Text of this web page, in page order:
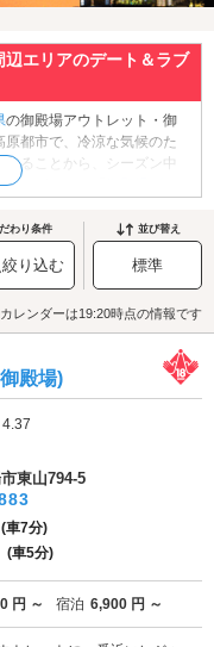
エリアのデート＆ラブ
の御殿場アウトレット・御
都市で、冷涼な気候のた
ることから、シーズン中
スポットは「
れやすいアウトレットモ
の店舗が集まっています。
のグルメが堪能できるほ
方ができるでしょう。ま
沢さ。各区域に撮影スポッ
にも「御殿場高原 時之栖」
。施設内には「御殿場高原
地ビールを味わえます。
にはイルミネーションで
ます。クリスマスシーズ
たっぷりなデートのあと
ウトレット・御殿場イン
ーチェンジ」周辺を中心
ップルズ予約のできるホ
ょう。
わり条件
絞り込む
並び替え
標準
レンダーは19:20時点の情報です
殿場)
5つ星のうち4
4.37
東山794-5
車7分)
(車5分)
円 ～ 宿泊 6,900 円 ～